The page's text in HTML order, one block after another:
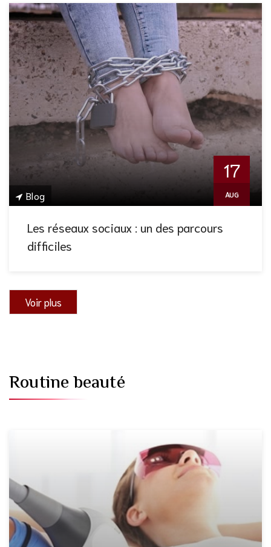
Blog
17
AUG
Les réseaux sociaux : un des parcours
difficiles
Voir plus
Routine beauté